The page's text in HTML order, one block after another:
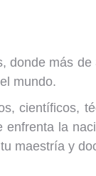
donde más
mundo.
científicos,
la
maestría y